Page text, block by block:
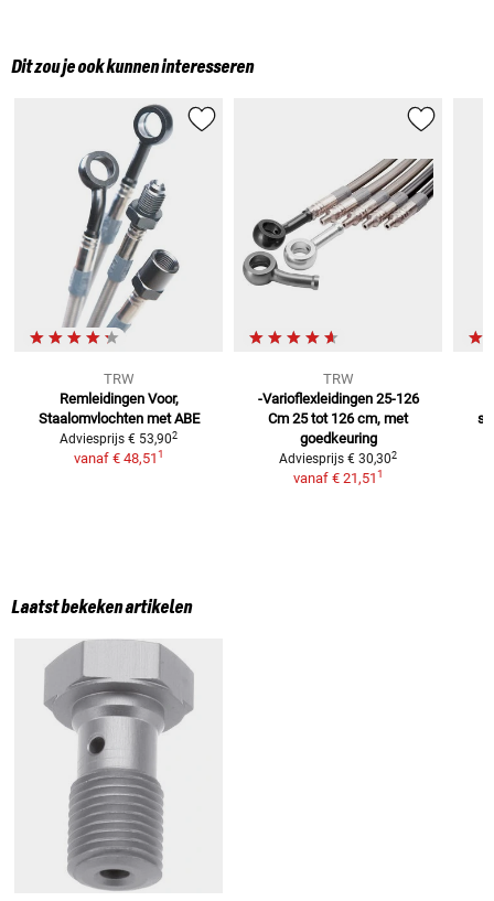
Dit zou je ook kunnen interesseren
TRW
Remleidingen Voor,
Staalomvlochten met ABE
Adviesprijs € 53,902
vanaf € 48,511
TRW
-Varioflexleidingen 25-126
Cm 25 tot 126 cm, met
goedkeuring
Adviesprijs € 30,302
vanaf € 21,511
Laatst bekeken artikelen